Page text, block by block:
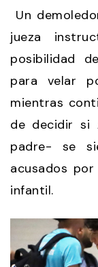
Un
jueza
posibilidad
para velar
mientras
de decidir si
padre- se
acusados
infantil.